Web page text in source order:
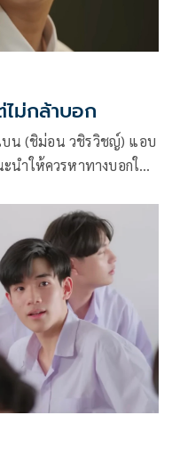
ม่กล้าบอก
บน (ชิม่อน วชิรวิชญ์) แอบ
นำให้ควรหาทางบอกให้